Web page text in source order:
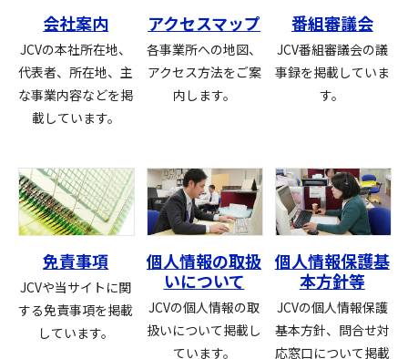
会社案内
JCVの本社所在地、
代表者、所在地、主
な事業内容などを掲
載しています。
アクセスマップ
各事業所への地図、
アクセス方法をご案
内します。
番組審議会
JCV番組審議会の議
事録を掲載していま
す。
免責事項
JCVや当サイトに関
する免責事項を掲載
しています。
個人情報の取扱
いについて
JCVの個人情報の取
扱いについて掲載し
ています。
個人情報保護基
本方針等
JCVの個人情報保護
基本方針、問合せ対
応窓口について掲載